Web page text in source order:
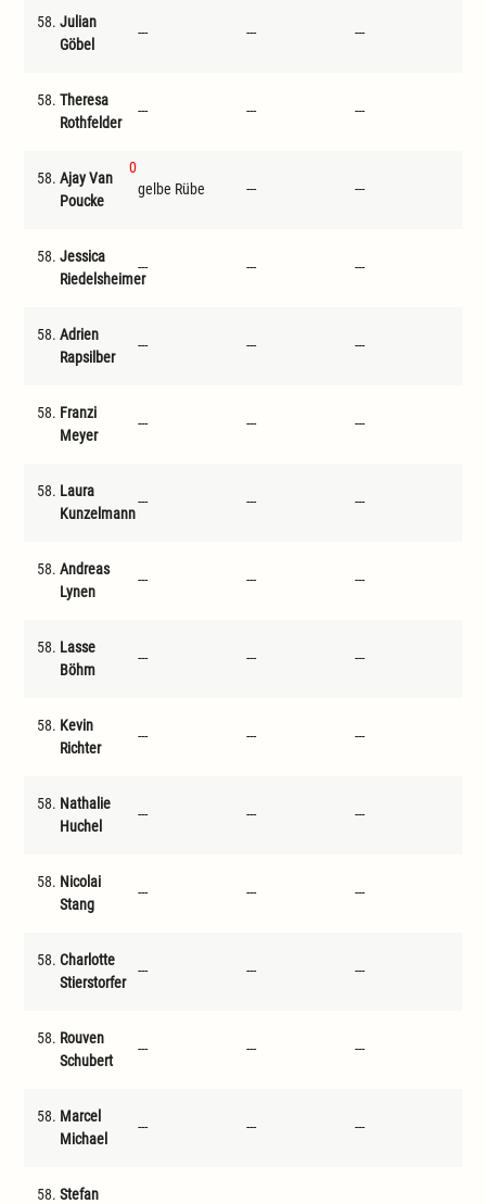
58. Julian
Göbel
--- --- ---
58. Theresa
Rothfelder
--- --- ---
58. Ajay Van
Poucke
0
gelbe Rübe
--- ---
58. Jessica
Riedelsheimer
--- --- ---
58. Adrien
Rapsilber
--- --- ---
58. Franzi
Meyer
--- --- ---
58. Laura
Kunzelmann
--- --- ---
58. Andreas
Lynen
--- --- ---
58. Lasse
Böhm
--- --- ---
58. Kevin
Richter
--- --- ---
58. Nathalie
Huchel
--- --- ---
58. Nicolai
Stang
--- --- ---
58. Charlotte
Stierstorfer
--- --- ---
58. Rouven
Schubert
--- --- ---
58. Marcel
Michael
--- --- ---
58. Stefan